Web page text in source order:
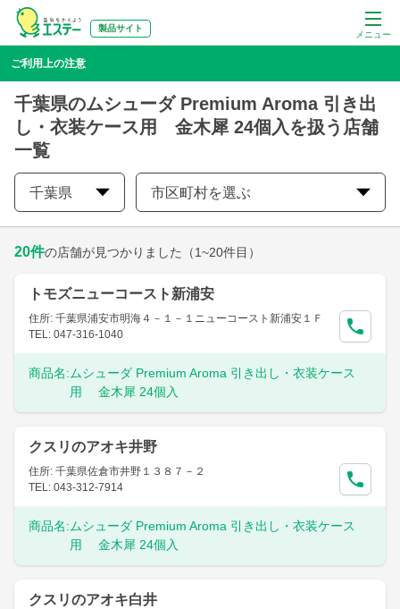
メニュー
製品サイト
ご利用上の注意
千葉県のムシューダ Premium Aroma 引き出
し・衣装ケース用 金木犀 24個入を扱う店舗
一覧
千葉県 市区町村を選ぶ
20件の店舗が見つかりました （1~20件目）
トモズニューコースト新浦安
住所: 千葉県浦安市明海４－１－１ニューコースト新浦安１Ｆ
TEL: 047-316-1040
商品名: ムシューダ Premium Aroma 引き出し・衣装ケース
用 金木犀 24個入
クスリのアオキ井野
住所: 千葉県佐倉市井野１３８７－２
TEL: 043-312-7914
商品名: ムシューダ Premium Aroma 引き出し・衣装ケース
用 金木犀 24個入
クスリのアオキ白井